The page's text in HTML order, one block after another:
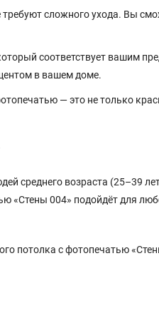
сложного ухода. Вы
соответствует вашим
в вашем доме.
— это не только
среднего возраста (25–39
004» подойдёт для
потолка с фотопечатью